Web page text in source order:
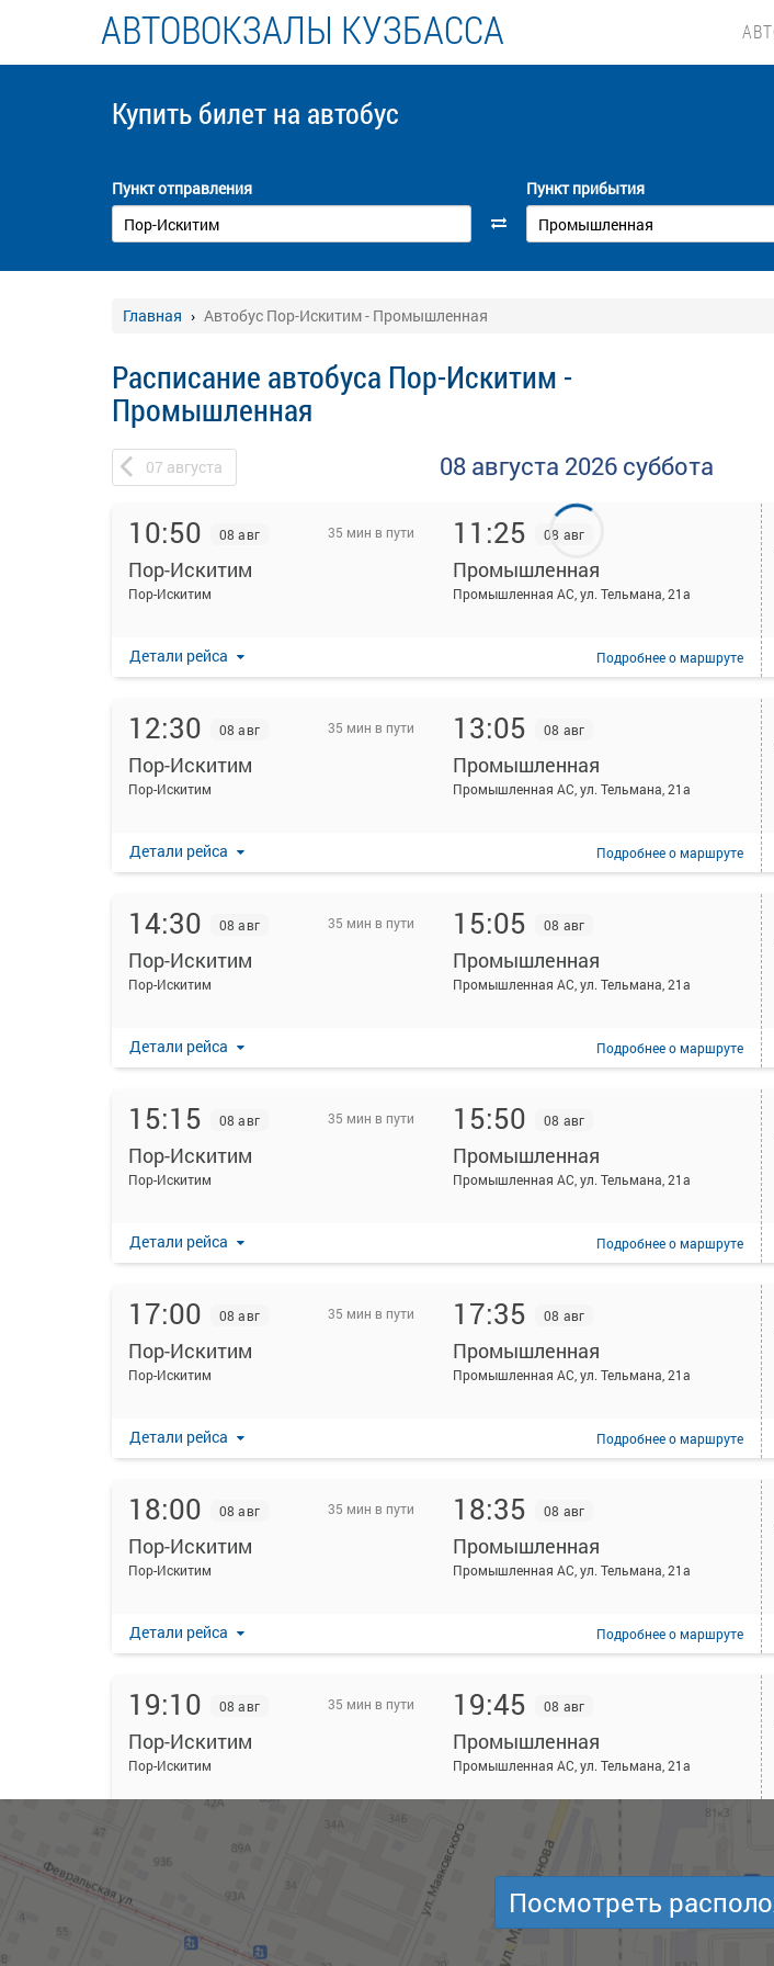
АВТОВОКЗАЛЫ КУЗБАССА
Купить билет на автобус
Пункт отправления Пункт прибытия
Главная Автобус Пор-Искитим - Промышленная
Расписание автобуса Пор-Искитим -
Промышленная
07 августа 08 августа 2026 суббота
10:50 08 авг 35 мин в пути
Пор-Искитим
Пор-Искитим
11:25 08 авг
Промышленная
Промышленная АС, ул. Тельмана, 21а
Детали рейса Подробнеео маршруте
12:30 08 авг 35 мин в пути
Пор-Искитим
Пор-Искитим
13:05 08 авг
Промышленная
Промышленная АС, ул. Тельмана, 21а
Детали рейса Подробнеео маршруте
14:30 08 авг 35 мин в пути
Пор-Искитим
Пор-Искитим
15:05 08 авг
Промышленная
Промышленная АС, ул. Тельмана, 21а
Детали рейса Подробнеео маршруте
15:15 08 авг 35 мин в пути
Пор-Искитим
Пор-Искитим
15:50 08 авг
Промышленная
Промышленная АС, ул. Тельмана, 21а
Детали рейса Подробнеео маршруте
17:00 08 авг 35 мин в пути
Пор-Искитим
Пор-Искитим
17:35 08 авг
Промышленная
Промышленная АС, ул. Тельмана, 21а
Детали рейса Подробнеео маршруте
18:00 08 авг 35 мин в пути
Пор-Искитим
Пор-Искитим
18:35 08 авг
Промышленная
Промышленная АС, ул. Тельмана, 21а
Детали рейса Подробнеео маршруте
19:10 08 авг 35 мин в пути
Пор-Искитим
Пор-Искитим
19:45 08 авг
Промышленная
Промышленная АС, ул. Тельмана, 21а
Подробнее
20:25 08 авг
Пор-Искитим
21:00 08 авг
Промышленная
Промышленная АС, ул. Тельмана, 21а
Посмотреть